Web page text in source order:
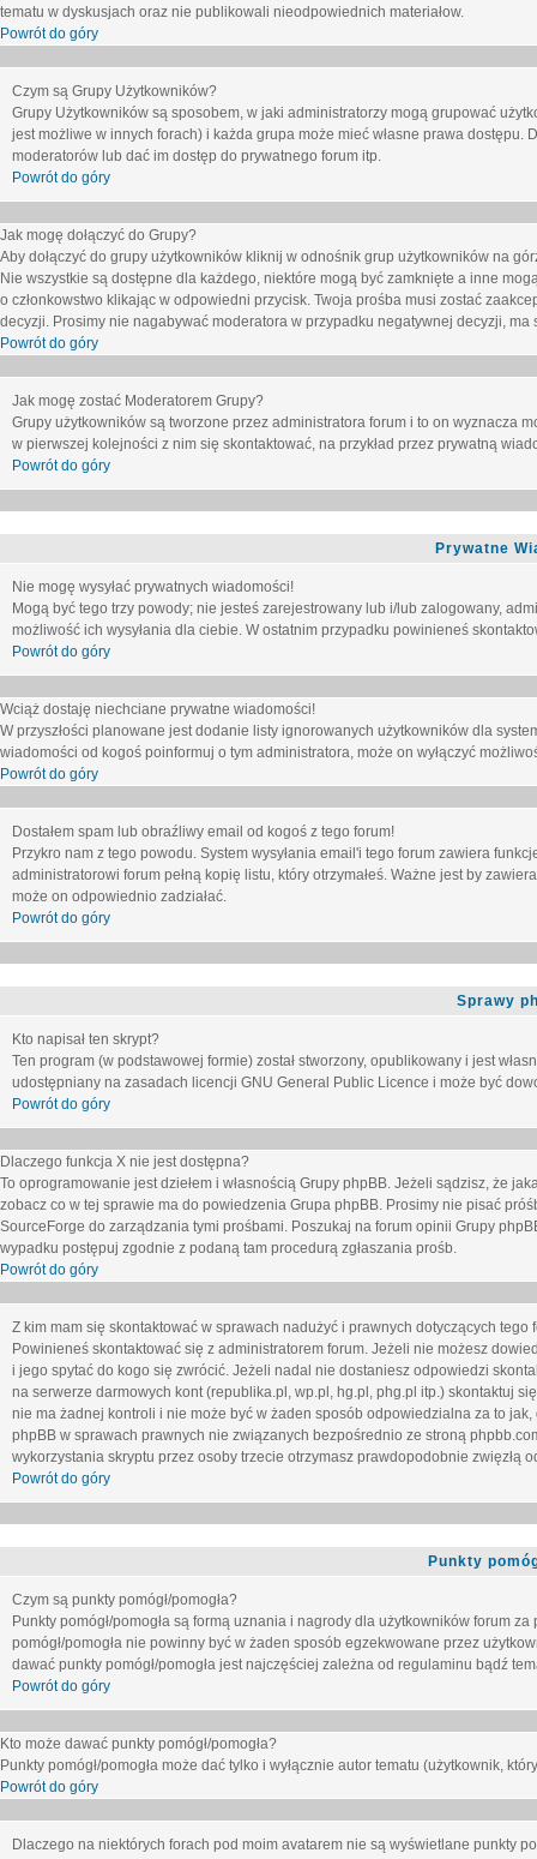
tematu w dyskusjach oraz nie publikowali nieodpowiednich materiałow.
Powrót do góry
Czym są Grupy Użytkowników?
Grupy Użytkowników są sposobem, w jaki administratorzy mogą grupować
jest możliwe w innych forach) i każda grupa może mieć własne prawa
moderatorów lub dać im dostęp do prywatnego forum itp.
Powrót do góry
Jak mogę dołączyć do Grupy?
Aby dołączyć do grupy użytkowników kliknij w odnośnik grup użytkowników na
Nie wszystkie są dostępne dla każdego, niektóre mogą być zamknięte a inne
o członkowstwo klikając w odpowiedni przycisk. Twoja prośba musi zostać
decyzji. Prosimy nie nagabywać moderatora w przypadku negatywnej decyzji, ma
Powrót do góry
Jak mogę zostać Moderatorem Grupy?
Grupy użytkowników są tworzone przez administratora forum i to on wyznacza
w pierwszej kolejności z nim się skontaktować, na przykład przez prywatną
Powrót do góry
Prywatne
Nie mogę wysyłać prywatnych wiadomości!
Mogą być tego trzy powody; nie jesteś zarejestrowany lub i/lub zalogowany,
możliwość ich wysyłania dla ciebie. W ostatnim przypadku powinieneś
Powrót do góry
Wciąż dostaję niechciane prywatne wiadomości!
W przyszłości planowane jest dodanie listy ignorowanych użytkowników dla
wiadomości od kogoś poinformuj o tym administratora, może on wyłączyć
Powrót do góry
Dostałem spam lub obraźliwy email od kogoś z tego forum!
Przykro nam z tego powodu. System wysyłania email'i tego forum zawiera
administratorowi forum pełną kopię listu, który otrzymałeś. Ważne jest by
może on odpowiednio zadziałać.
Powrót do góry
Sprawy
Kto napisał ten skrypt?
Ten program (w podstawowej formie) został stworzony, opublikowany i jest
udostępniany na zasadach licencji GNU General Public Licence i może być
Powrót do góry
Dlaczego funkcja X nie jest dostępna?
To oprogramowanie jest dziełem i własnością Grupy phpBB. Jeżeli sądzisz, że
zobacz co w tej sprawie ma do powiedzenia Grupa phpBB. Prosimy nie pisać
SourceForge do zarządzania tymi prośbami. Poszukaj na forum opinii Grupy
wypadku postępuj zgodnie z podaną tam procedurą zgłaszania prośb.
Powrót do góry
Z kim mam się skontaktować w sprawach nadużyć i prawnych dotyczących tego
Powinieneś skontaktować się z administratorem forum. Jeżeli nie możesz
i jego spytać do kogo się zwrócić. Jeżeli nadal nie dostaniesz odpowiedzi
na serwerze darmowych kont (republika.pl, wp.pl, hg.pl, phg.pl itp.) skontaktuj
nie ma żadnej kontroli i nie może być w żaden sposób odpowiedzialna za to
phpBB w sprawach prawnych nie związanych bezpośrednio ze stroną
wykorzystania skryptu przez osoby trzecie otrzymasz prawdopodobnie zwięzłą
Powrót do góry
Punkty
Czym są punkty pomógł/pomogła?
Punkty pomógł/pomogła są formą uznania i nagrody dla użytkowników forum
pomógł/pomogła nie powinny być w żaden sposób egzekwowane przez
dawać punkty pomógł/pomogła jest najczęściej zależna od regulaminu bądź
Powrót do góry
Kto może dawać punkty pomógł/pomogła?
Punkty pomógł/pomogła może dać tylko i wyłącznie autor tematu (użytkownik,
Powrót do góry
Dlaczego na niektórych forach pod moim avatarem nie są wyświetlane punkty